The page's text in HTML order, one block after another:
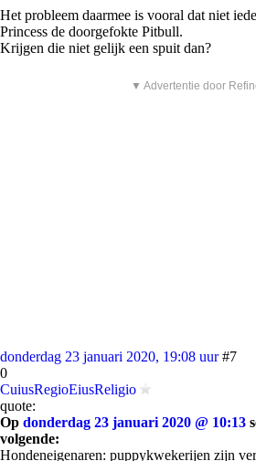
Het probleem daarmee is vooral dat niet
Princess de doorgefokte Pitbull.
Krijgen die niet gelijk een spuit dan?
▼ Advertentie door
donderdag 23 januari 2020, 19:08 uur #7
0
CuiusRegioEiusReligio
quote:
Op donderdag 23 januari 2020 @ 10:13
volgende:
Hondeneigenaren: puppykwekerijen zijn